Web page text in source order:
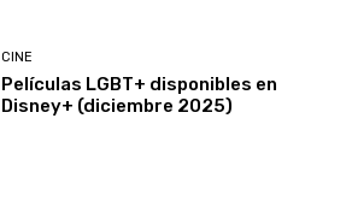
CINE
Películas LGBT+ disponibles en
Disney+ (diciembre 2025)